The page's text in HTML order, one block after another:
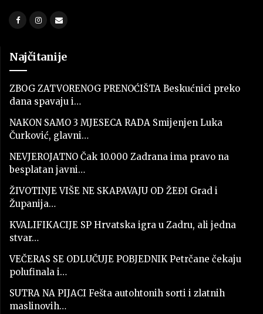
Najčitanije
ZBOG ZATVORENOG PRENOĆIŠTA Beskućnici preko
dana spavaju i…
NAKON SAMO 3 MJESECA RADA Smijenjen Luka
Čurković, glavni…
NEVJEROJATNO Čak 10.000 Zadrana ima pravo na
besplatan javni…
ŽIVOTINJE VIŠE NE SKAPAVAJU OD ŽEĐI Grad i
Županija…
KVALIFIKACIJE SP Hrvatska igra u Zadru, ali jedna
stvar…
VEČERAS SE ODLUČUJE POBJEDNIK Petrčane čekaju
polufinala i…
SUTRA NA PIJACI Fešta autohtonih sorti i zlatnih
maslinovih…